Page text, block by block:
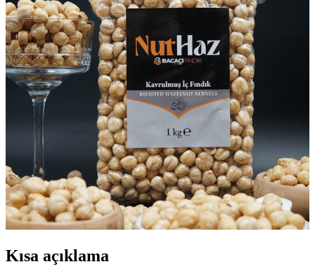
Kısa açıklama